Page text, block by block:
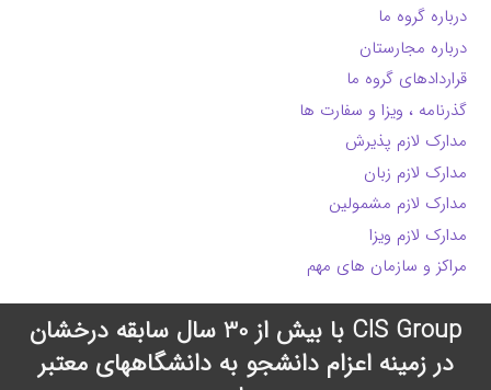
درباره گروه ما
درباره مجارستان
قراردادهای گروه ما
گذرنامه ، ویزا و سفارت ها
مدارک لازم پذیرش
مدارک لازم زبان
مدارک لازم مشمولین
مدارک لازم ویزا
مراکز و سازمان های مهم
CIS Group با بیش از 30 سال سابقه درخشان
در زمینه اعزام دانشجو به دانشگاههای معتبر